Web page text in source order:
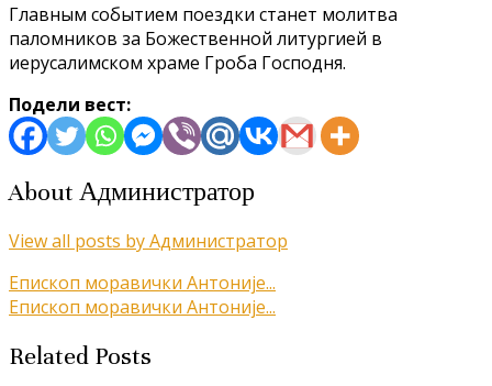
Главным событием поездки станет молитва
паломников за Божественной литургией в
иерусалимском храме Гроба Господня.
Подели вест:
About Администратор
View all posts by Администратор
Кретање
чланка
Епископ моравички Антоније...
Епископ моравички Антоније...
Related Posts